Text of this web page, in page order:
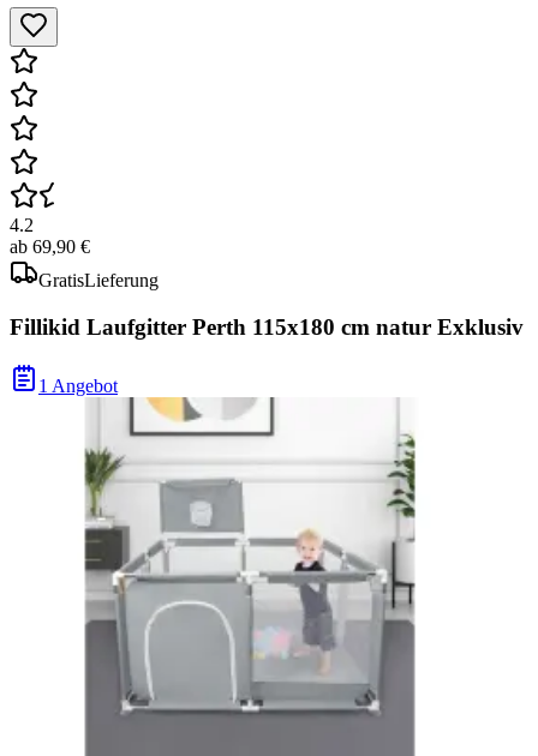
4.2
ab 69,90 €
GratisLieferung
Fillikid Laufgitter Perth 115x180 cm natur Exklusiv
1 Angebot